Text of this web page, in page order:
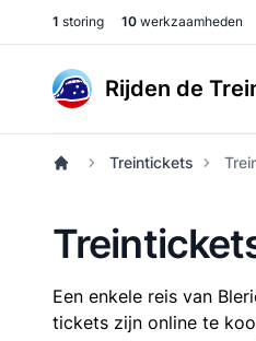
1 storing 10 werkzaamheden
Rijden de
Treintickets
Een enkele reis van
tickets zijn online te